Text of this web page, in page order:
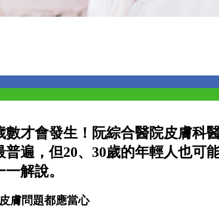
數才會發生！阮綜合醫院皮膚科
遍，但20、30歲的年輕人也
解說。
膚問題都應當心